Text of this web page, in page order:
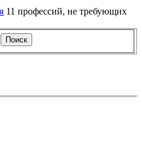
11 профессий, не требующих